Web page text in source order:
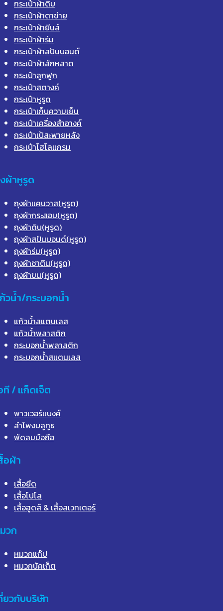
กระเป๋าผ้าดิบ
กระเป๋าผ้าตาข่าย
กระเป๋าผ้ายีนส์
กระเป๋าผ้าร่ม
กระเป๋าผ้าสปันบอนด์
กระเป๋าผ้าสักหลาด
กระเป๋าลูกฟูก
กระเป๋าสตางค์
กระเป๋าหูรูด
กระเป๋าเก็บความเย็น
กระเป๋าเครื่องสำอางค์
กระเป๋าเป้สะพายหลัง
กระเป๋าโฮโลแกรม
ผ้าหูรูด
ถุงผ้าแคนวาส(หูรูด)
ถุงผ้ากระสอบ(หูรูด)
ถุงผ้าดิบ(หูรูด)
ถุงผ้าสปันบอนด์(หูรูด)
ถุงผ้าร่ม(หูรูด)
ถุงผ้าซาติน(หูรูด)
ถุงผ้าขน(หูรูด)
วน้ำ/กระบอกน้ำ
แก้วน้ำสแตนเลส
แก้วน้ำพลาสติก
กระบอกน้ำพลาสติก
กระบอกน้ำสแตนเลส
ที / แก็ดเจ็ต
พาวเวอร์แบงค์
ลำโพงบลูทูธ
พัดลมมือถือ
อผ้า
เสื้อยืด
เสื้อโปโล
เสื้อฮูดส์ & เสื้อสเวทเตอร์
วก
หมวกแก๊ป
หมวกบัคเก็ต
ยวกับบริษัท